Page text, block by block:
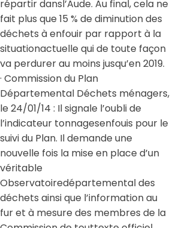
répartir dansl’Aude. Au final, cela ne
fait plus que 15 % de diminution des
déchets à enfouir par rapport à la
situationactuelle qui de toute façon
va perdurer au moins jusqu’en 2019.
· Commission du Plan
Départemental Déchets ménagers,
le 24/01/14 : Il signale l’oubli de
l’indicateur tonnagesenfouis pour le
suivi du Plan. Il demande une
nouvelle fois la mise en place d’un
véritable
Observatoiredépartemental des
déchets ainsi que l’information au
fur et à mesure des membres de la